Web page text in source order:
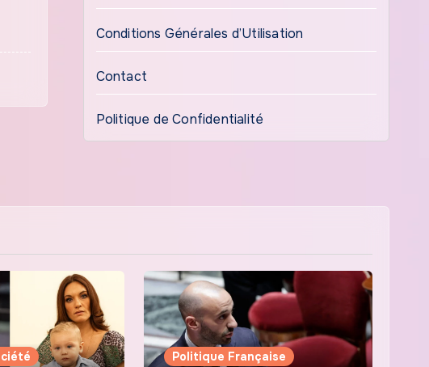
Conditions Générales d’Utilisation
Contact
Politique de Confidentialité
Politique Française